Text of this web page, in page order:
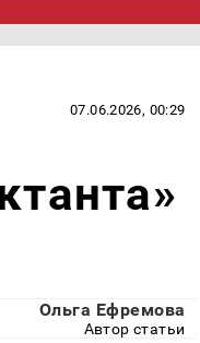
07.06.2026, 00:29
Ольга Ефремова
Автор статьи